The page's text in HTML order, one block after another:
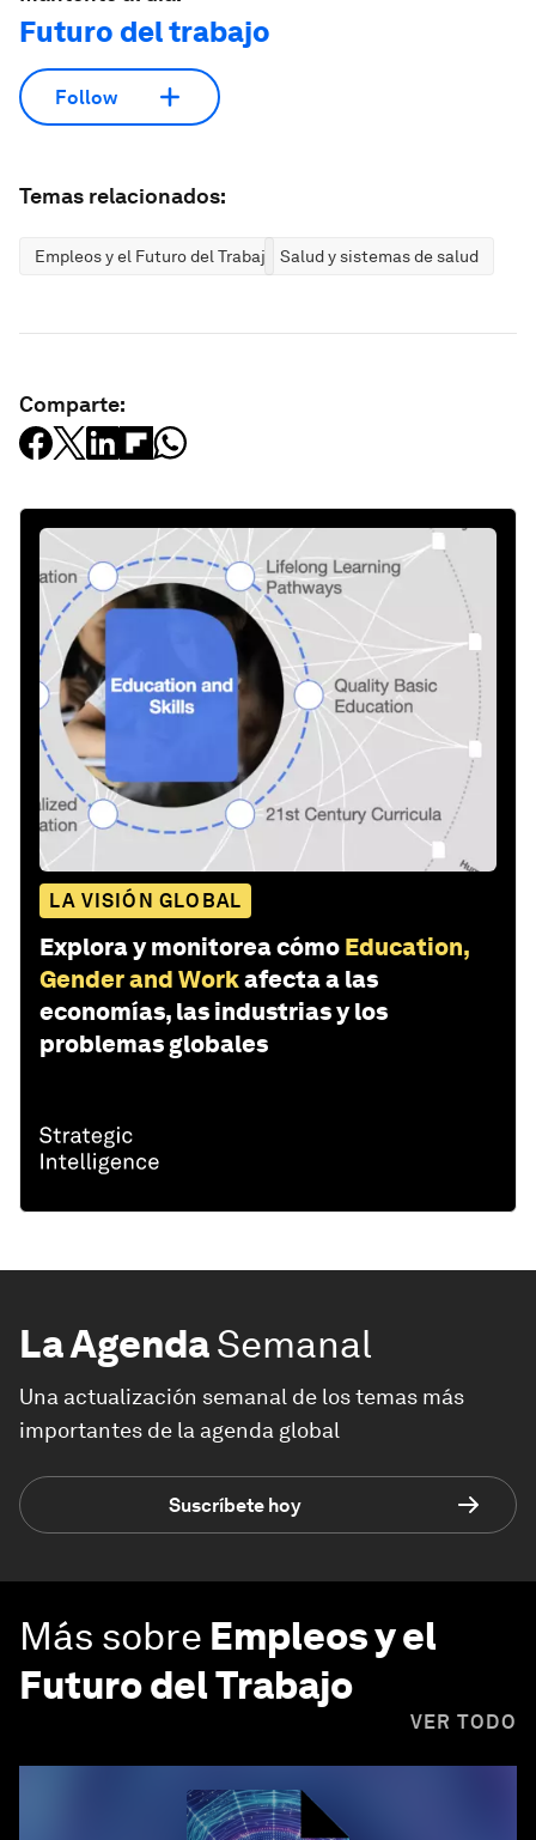
Futuro del trabajo
Follow
Temas relacionados:
Empleos y el Futuro del Trabajo Salud y sistemas de salud
Comparte:
LA VISIÓN GLOBAL
Explora y monitorea cómo Education,
Gender and Workafecta a las
economías, las industrias y los
problemas globales
La AgendaSemanal
Una actualización semanal de los temas más
importantes de la agenda global
Suscríbete hoy
Más sobre Empleos y el
Futuro del Trabajo
VER TODO